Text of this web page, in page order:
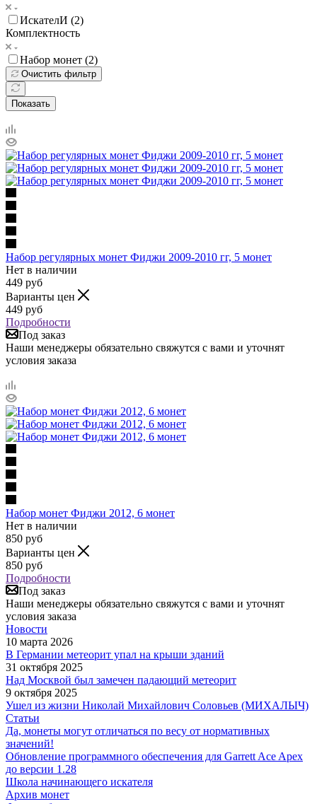
ИскателИ (2)
Комплектность
Набор монет (2)
Очистить фильтр
Показать
Набор регулярных монет Фиджи 2009-2010 гг, 5 монет
Нет в наличии
449 руб
Варианты цен
449 руб
Подробности
Под заказ
Наши менеджеры обязательно свяжутся с вами и уточнят
условия заказа
Набор монет Фиджи 2012, 6 монет
Нет в наличии
850 руб
Варианты цен
850 руб
Подробности
Под заказ
Наши менеджеры обязательно свяжутся с вами и уточнят
условия заказа
Новости
10 марта 2026
В Германии метеорит упал на крыши зданий
31 октября 2025
Над Москвой был замечен падающий метеорит
9 октября 2025
Ушел из жизни Николай Михайлович Соловьев (МИХАЛЫЧ)
Статьи
Да, монеты могут отличаться по весу от нормативных
значений!
Обновление программного обеспечения для Garrett Ace Apex
до версии 1.28
Школа начинающего искателя
Архив монет